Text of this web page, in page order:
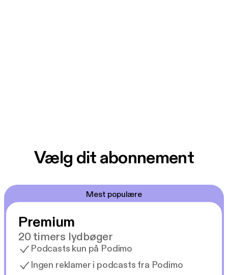
Vælg dit abonnement
Mest populære
Premium
20 timers lydbøger
Podcasts kun på Podimo
Ingen reklamer i podcasts fra Podimo